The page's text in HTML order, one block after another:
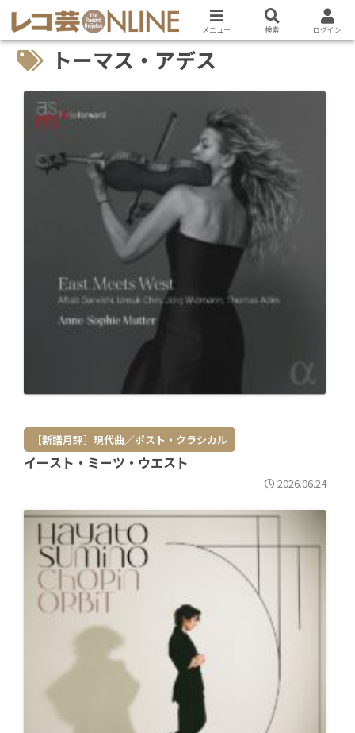
トーマス・アデス
［新譜月評］現代曲／ポスト・クラシカル
イースト・ミーツ・ウエスト
2026.06.24
メニュー 検索 ログイン